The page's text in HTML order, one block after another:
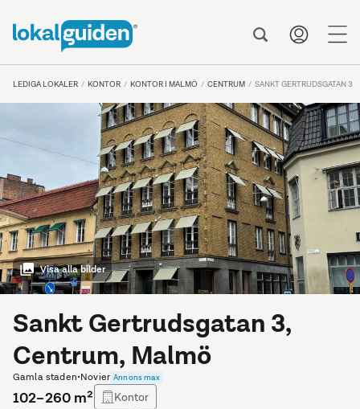
LEDIGA LOKALER KONTOR KONTOR I MALMÖ CENTRUM SANKT GERTRUDSGATAN 3
Visa alla bilder
Sankt Gertrudsgatan 3,
Centrum, Malmö
Gamla staden•Novier Annons max
102–260 m²
Kontor